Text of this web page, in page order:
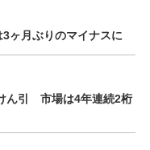
ヶ月ぶりのマイナスに
ん引 市場は4年連続2桁